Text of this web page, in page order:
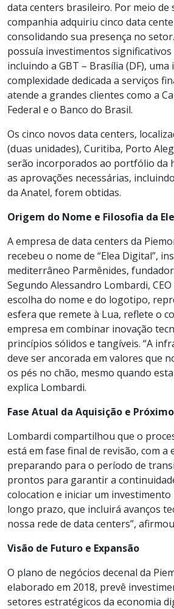
data centers brasileiro. Por meio de
companhia adquiriu cinco data
consolidando sua presença no
possuía investimentos significativos
incluindo a GBT – Brasília (DF), uma
complexidade dedicada a serviços
atende a grandes clientes como a
Federal e o Banco do Brasil.
Os cinco novos data centers,
(duas unidades), Curitiba, Porto
serão incorporados ao portfólio da
as aprovações necessárias,
da Anatel, forem obtidas.
Origem do Nome e Filosofia da
A empresa de data centers da
recebeu o nome de “Elea Digital”,
mediterrâneo Parmênides, fundador
Segundo Alessandro Lombardi,
escolha do nome e do logotipo,
esfera que remete à Lua, reflete o
empresa em combinar inovação
princípios sólidos e tangíveis. “A
deve ser ancorada em valores que
os pés no chão, mesmo quando
explica Lombardi.
Fase Atual da Aquisição e
Lombardi compartilhou que o
está em fase final de revisão, com a
preparando para o período de
prontos para garantir a
colocation e iniciar um
longo prazo, que incluirá avanços
nossa rede de data centers”,
Visão de Futuro e Expansão
O plano de negócios decenal da
elaborado em 2018, prevê
setores estratégicos da economia